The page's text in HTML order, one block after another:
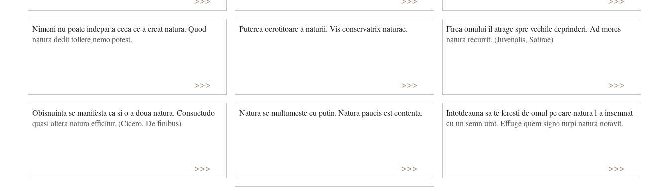
Nimeni nu poate indeparta ceea ce a creat natura. Quod
natura dedit tollere nemo potest.
>>>
Puterea ocrotitoare a naturii. Vis conservatrix naturae.
>>>
Firea omului il atrage spre vechile deprinderi. Ad mores
natura recurrit. (Juvenalis, Satirae)
>>>
Obisnuinta se manifesta ca si o a doua natura. Consuetudo
quasi altera natura efficitur. (Cicero, De finibus)
>>>
Natura se multumeste cu putin. Natura paucis est contenta.
>>>
Intotdeauna sa te feresti de omul pe care natura l-a insemnat
cu un semn urat. Effuge quem signo turpi natura notavit.
>>>